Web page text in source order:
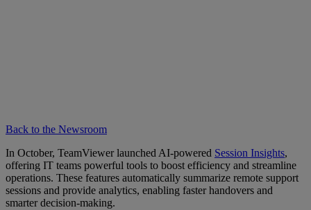
Back to the Newsroom
In October, TeamViewer launched AI-powered Session Insights,
offering IT teams powerful tools to boost efficiency and streamline
operations. These features automatically summarize remote support
sessions and provide analytics, enabling faster handovers and
smarter decision-making.